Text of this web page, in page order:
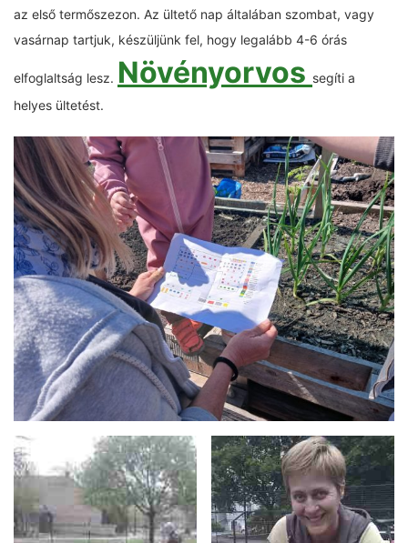
az első termőszezon. Az ültető nap általában szombat, vagy
vasárnap tartjuk, készüljünk fel, hogy legalább 4-6 órás
elfoglaltság lesz. Növényorvos segíti a
helyes ültetést.